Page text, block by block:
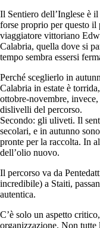
Il Sentiero dell’Inglese è
forse proprio per questo il
viaggiatore vittoriano
Calabria, quella dove si
tempo sembra essersi
Perché sceglierlo in
Calabria in estate è
ottobre-novembre,
dislivelli del percorso.
Secondo: gli uliveti. Il
secolari, e in autunno
pronte per la raccolta. In
dell’olio nuovo.
Il percorso va da
incredibile) a Staiti,
autentica.
C’è solo un aspetto
organizzazione. Non tutte